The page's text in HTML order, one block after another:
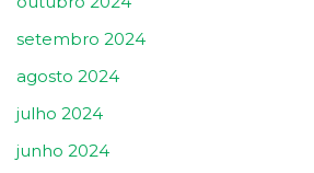
setembro 2024
agosto 2024
julho 2024
junho 2024